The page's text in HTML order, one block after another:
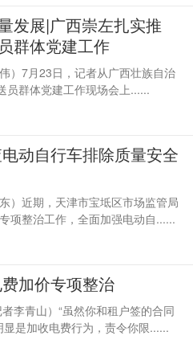
发展|广西崇左扎实推
群体党建工作
）7月23日，记者从广西壮族自治
员群体党建工作现场会上......
动自行车排除质量安全
）近期，天津市宝坻区市场监管局
项整治工作，全面加强电动自......
加价专项整治
李青山）“虽然你和租户签的合同
是加收电费行为，责令你限......